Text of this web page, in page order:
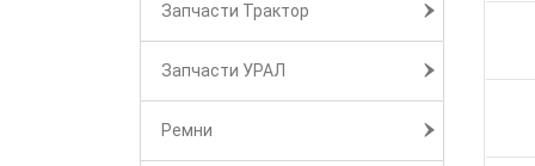
Запчасти Трактор
Запчасти УРАЛ
Ремни